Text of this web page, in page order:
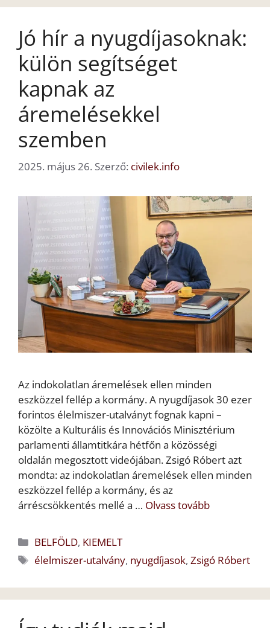
Jó hír a nyugdíjasoknak:
külön segítséget
kapnak az
áremelésekkel
szemben
2025. május 26. Szerző: civilek.info
Az indokolatlan áremelések ellen minden
eszközzel fellép a kormány. A nyugdíjasok 30 ezer
forintos élelmiszer-utalványt fognak kapni –
közölte a Kulturális és Innovációs Minisztérium
parlamenti államtitkára hétfőn a közösségi
oldalán megosztott videójában. Zsigó Róbert azt
mondta: az indokolatlan áremelések ellen minden
eszközzel fellép a kormány, és az
árréscsökkentés mellé a … Olvass tovább
Kategória
BELFÖLD, KIEMELT
Címkék
élelmiszer-utalvány, nyugdíjasok,Zsigó Róbert